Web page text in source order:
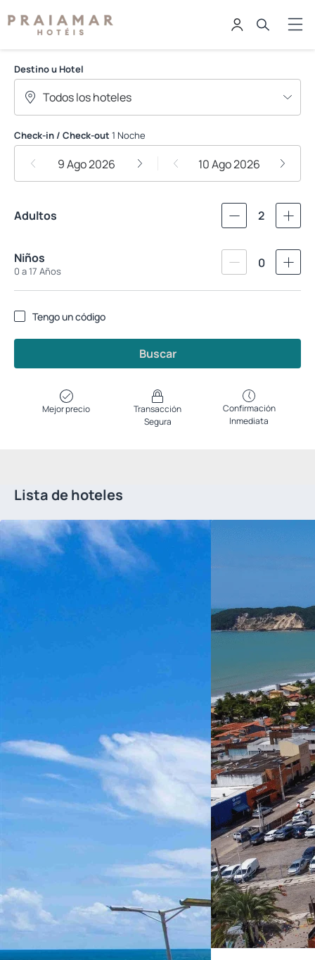
Praiamar Hoteis
Destino u Hotel
Check-in / Check-out 1 Noche
9 Ago 2026 10 Ago 2026
Adultos 2
Niños
0 a 17 Años
0
Tengo un código
Buscar
Mejor precio
Transacción
Segura
Confirmación
Inmediata
Lista de hoteles